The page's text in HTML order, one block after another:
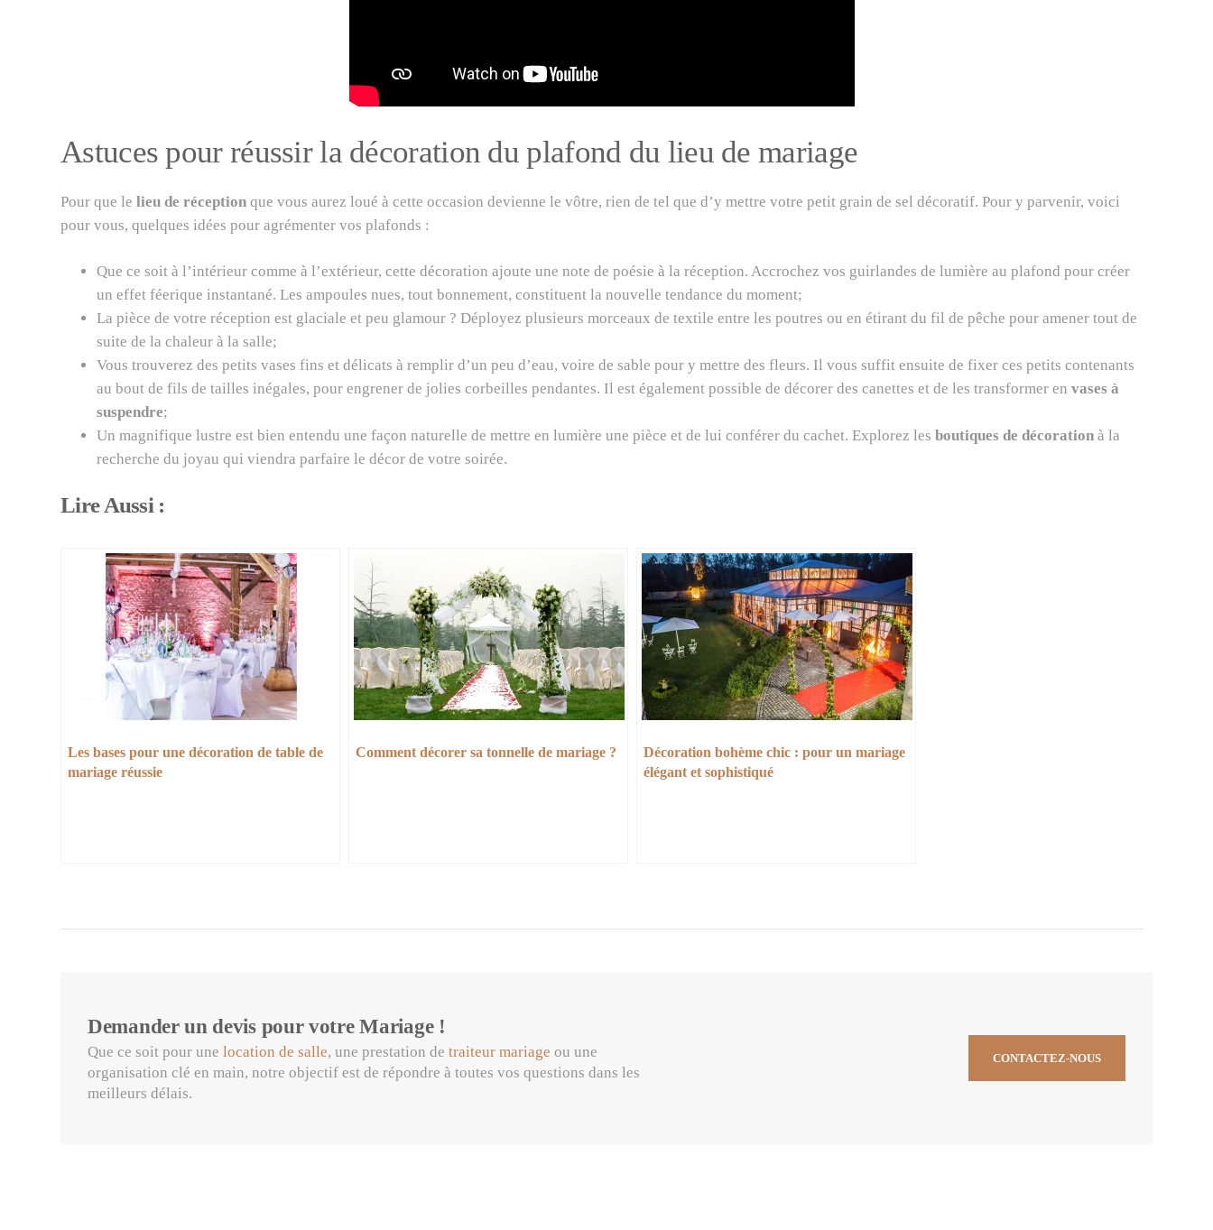
Astuces pour réussir la décoration du plafond du lieu de mariage
Pour que le lieu de réception que vous aurez loué à cette occasion devienne le vôtre, rien de tel que d’y mettre votre petit grain de sel décoratif. Pour y parvenir, voici
pour vous, quelques idées pour agrémenter vos plafonds :
Que ce soit à l’intérieur comme à l’extérieur, cette décoration ajoute une note de poésie à la réception. Accrochez vos guirlandes de lumière au plafond pour créer
un effet féerique instantané. Les ampoules nues, tout bonnement, constituent la nouvelle tendance du moment;
La pièce de votre réception est glaciale et peu glamour ? Déployez plusieurs morceaux de textile entre les poutres ou en étirant du fil de pêche pour amener tout de
suite de la chaleur à la salle;
Vous trouverez des petits vases fins et délicats à remplir d’un peu d’eau, voire de sable pour y mettre des fleurs. Il vous suffit ensuite de fixer ces petits contenants
au bout de fils de tailles inégales, pour engrener de jolies corbeilles pendantes. Il est également possible de décorer des canettes et de les transformer en vases à
suspendre;
Un magnifique lustre est bien entendu une façon naturelle de mettre en lumière une pièce et de lui conférer du cachet. Explorez les boutiques de décoration à la
recherche du joyau qui viendra parfaire le décor de votre soirée.
Lire Aussi :
Les bases pour une décoration de table de
mariage réussie
Comment décorer sa tonnelle de mariage ?
Décoration bohème chic : pour un mariage
élégant et sophistiqué
Demander un devis pour votre Mariage !
Que ce soit pour une location de salle, une prestation de traiteur mariage ou une
organisation clé en main, notre objectif est de répondre à toutes vos questions dans les
meilleurs délais.
CONTACTEZ-NOUS